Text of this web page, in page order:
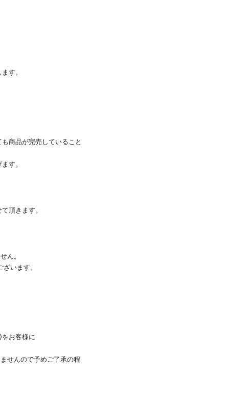
す。
商品が完売していること
す。
頂きます。
ん。
います。
お客様に
せんので予めご了承の程